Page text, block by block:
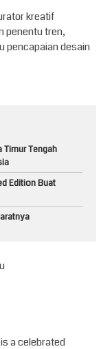
kreatif
penentu tren,
pencapaian desain
Timur Tengah
Edition Buat
a celebrated